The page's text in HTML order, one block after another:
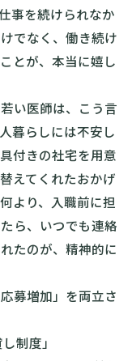
事を続けられなか
でなく、働き続け
とが、本当に嬉し
い医師は、こう言
暮らしには不安し
付きの社宅を用意
えてくれたおかげ
より、入職前に担
ら、いつでも連絡
たのが、精神的に
募増加」を両立さ
制度」